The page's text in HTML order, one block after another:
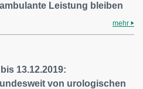
Leistung bleiben
mehr
13.12.2019:
von urologischen